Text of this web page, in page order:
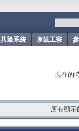
摩茲工寮
共筆系統
現在的
所有顯示